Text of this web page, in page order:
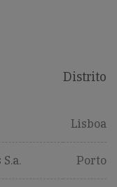
Distrito
Lisboa
Porto